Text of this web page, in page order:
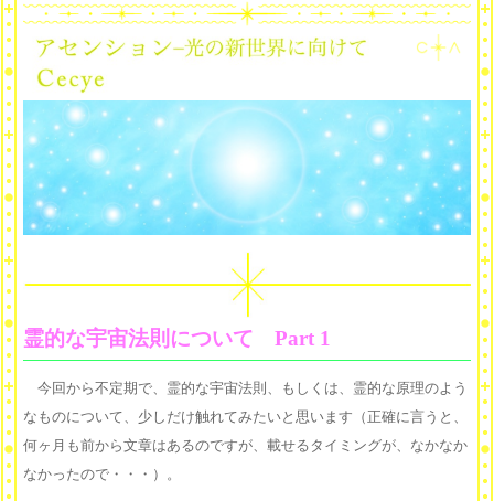
霊的な宇宙法則について Part 1
今回から不定期で、霊的な宇宙法則、もしくは、霊的な原理のよう
なものについて、少しだけ触れてみたいと思います（正確に言うと、
何ヶ月も前から文章はあるのですが、載せるタイミングが、なかなか
なかったので・・・）。